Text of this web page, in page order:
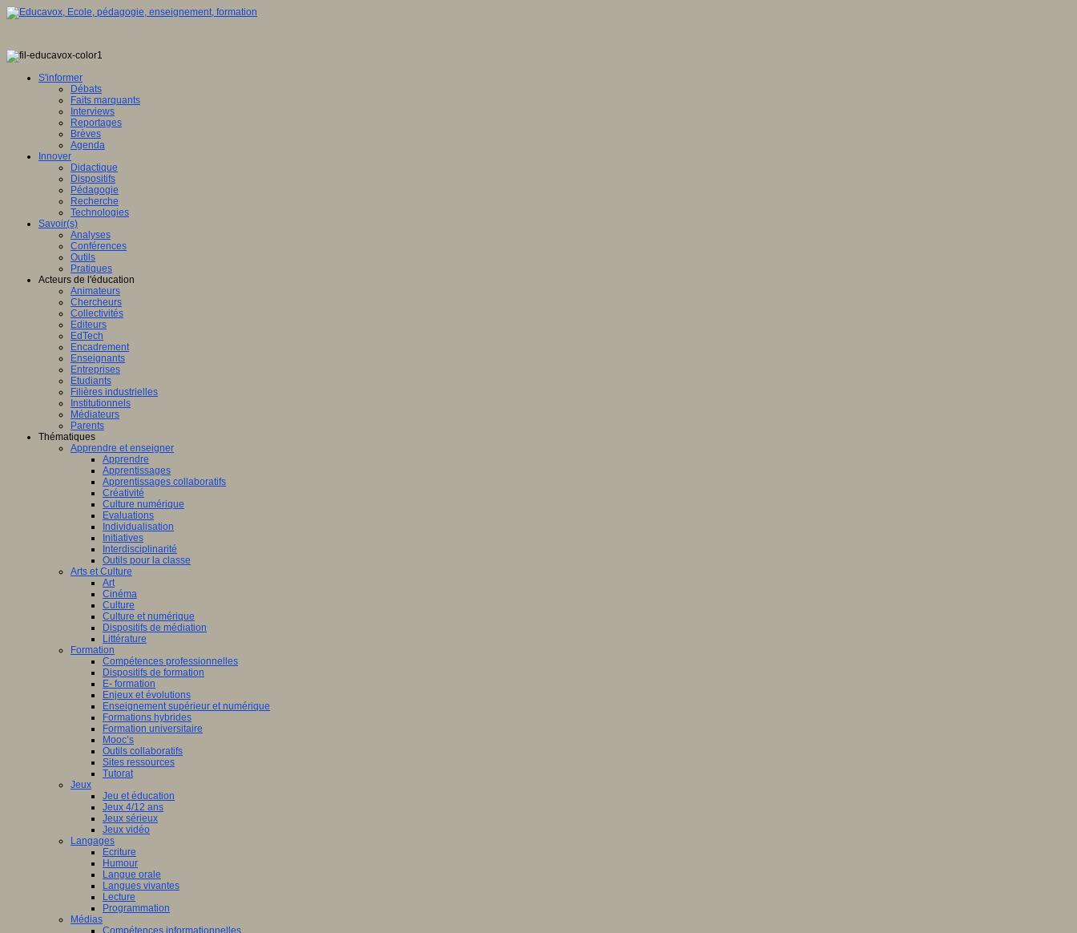
S'informer
Débats
Faits marquants
Interviews
Reportages
Brèves
Agenda
Innover
Didactique
Dispositifs
Pédagogie
Recherche
Technologies
Savoir(s)
Analyses
Conférences
Outils
Pratiques
Acteurs de l'éducation
Animateurs
Chercheurs
Collectivités
Editeurs
EdTech
Encadrement
Enseignants
Entreprises
Etudiants
Filières industrielles
Institutionnels
Médiateurs
Parents
Thématiques
Apprendre et enseigner
Apprendre
Apprentissages
Apprentissages collaboratifs
Créativité
Culture numérique
Evaluations
Individualisation
Initiatives
Interdisciplinarité
Outils pour la classe
Arts et Culture
Art
Cinéma
Culture
Culture et numérique
Dispositifs de médiation
Littérature
Formation
Compétences professionnelles
Dispositifs de formation
E- formation
Enjeux et évolutions
Enseignement supérieur et numérique
Formations hybrides
Formation universitaire
Mooc’s
Outils collaboratifs
Sites ressources
Tutorat
Jeux
Jeu et éducation
Jeux 4/12 ans
Jeux sérieux
Jeux vidéo
Langages
Ecriture
Humour
Langue orale
Langues vivantes
Lecture
Programmation
Médias
Compétences informationnelles